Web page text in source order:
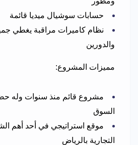
حسابات سوشيال ميديا قائمة
نظام كاميرات مراقبة يغطي
والدورين
مميزات المشروع:
مشروع قائم منذ سنوات وله
السوق
موقع استراتيجي في أحد أهم
التجارية بالرياض